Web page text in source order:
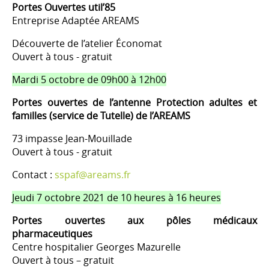
Portes Ouvertes util’85
Entreprise Adaptée AREAMS
Découverte de l’atelier Économat
Ouvert à tous - gratuit
Mardi 5 octobre de 09h00 à 12h00
Portes ouvertes de l’antenne Protection adultes et
familles (service de Tutelle) de l’AREAMS
73 impasse Jean-Mouillade
Ouvert à tous - gratuit
Contact : sspaf@areams.fr
Jeudi 7 octobre 2021 de 10 heures à 16 heures
Portes ouvertes aux pôles médicaux
pharmaceutiques
Centre hospitalier Georges Mazurelle
Ouvert à tous – gratuit